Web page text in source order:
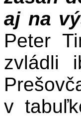
aj na
Peter
zvládli
v